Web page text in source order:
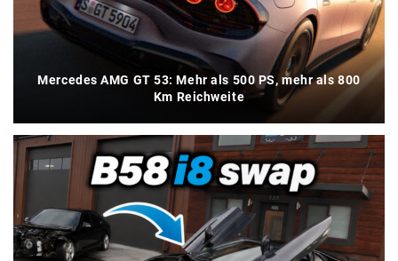
Mercedes AMG GT 53: Mehr als 500 PS, mehr als 800
Km Reichweite